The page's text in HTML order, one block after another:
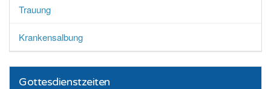
Trauung
Krankensalbung
Gottesdienstzeiten